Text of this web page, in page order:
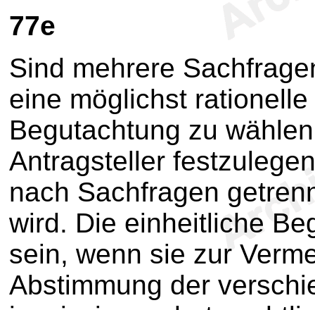
77e
Sind mehrere
eine möglichst
Begutachtung zu
Antragsteller
nach Sachfragen
wird. Die einheitliche
sein, wenn sie zur
Abstimmung der